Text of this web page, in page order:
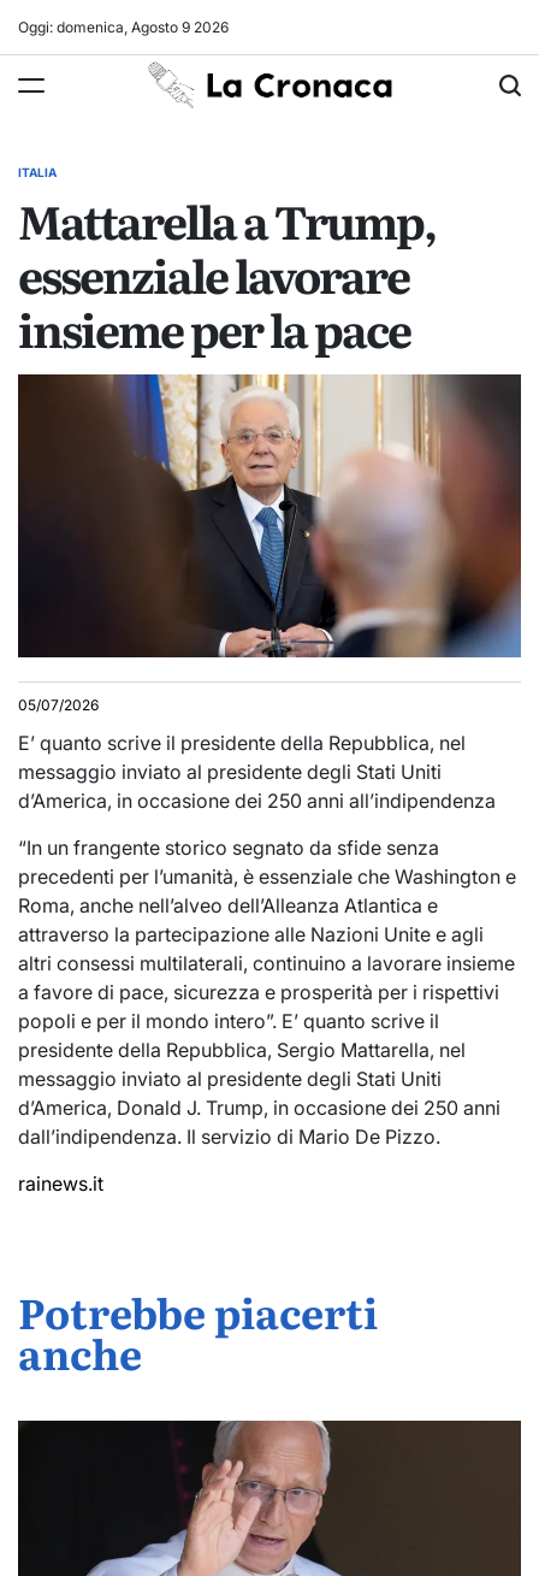
Oggi: domenica, Agosto 9 2026
La
Cronaca
POSTED
ITALIA
Mattarella a Trump,
essenziale lavorare
insieme per la pace
05/07/2026
E’ quanto scrive il presidente della Repubblica, nel
messaggio inviato al presidente degli Stati Uniti
d’America, in occasione dei 250 anni all’indipendenza
“In un frangente storico segnato da sfide senza
precedenti per l’umanità, è essenziale che Washington e
Roma, anche nell’alveo dell’Alleanza Atlantica e
attraverso la partecipazione alle Nazioni Unite e agli
altri consessi multilaterali, continuino a lavorare insieme
a favore di pace, sicurezza e prosperità per i rispettivi
popoli e per il mondo intero”. E’ quanto scrive il
presidente della Repubblica, Sergio Mattarella, nel
messaggio inviato al presidente degli Stati Uniti
d’America, Donald J. Trump, in occasione dei 250 anni
dall’indipendenza. Il servizio di Mario De Pizzo.
rainews.it
Potrebbe piacerti
anche